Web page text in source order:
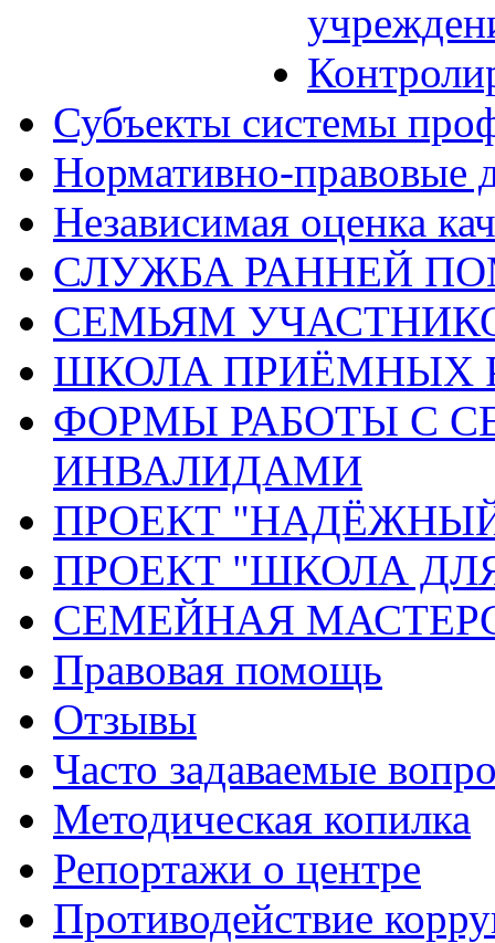
Субъекты системы
Нормативно-правовые
Независимая оценка
СЛУЖБА РАННЕЙ
СЕМЬЯМ
ШКОЛА ПРИЁМНЫХ
ФОРМЫ РАБОТЫ С
ИНВАЛИДАМИ
ПРОЕКТ
ПРОЕКТ "ШКОЛА
СЕМЕЙНАЯ
Правовая помощь
Отзывы
Часто задаваемые
Методическая копилка
Репортажи о центре
Противодействие